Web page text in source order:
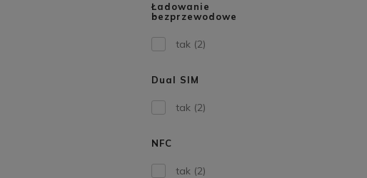
Ładowanie
bezprzewodowe
tak (2)
Dual SIM
tak (2)
NFC
tak (2)